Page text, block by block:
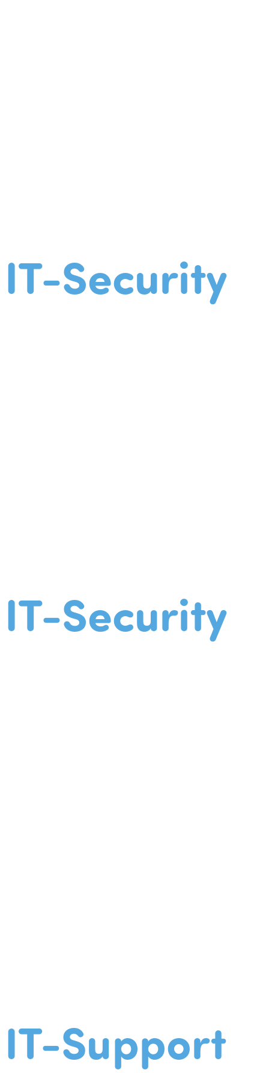
IT-Security
IT-Security
IT-Support